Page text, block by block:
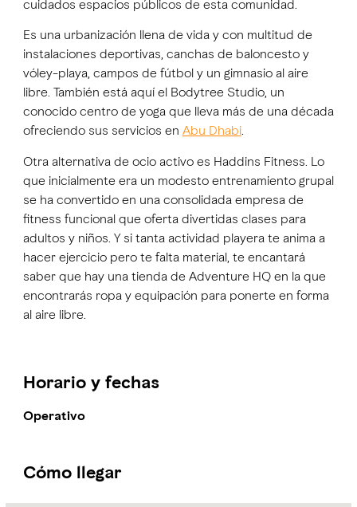
cuidados espacios públicos de esta comunidad.
Es una urbanización llena de vida y con multitud de
instalaciones deportivas, canchas de baloncesto y
vóley-playa, campos de fútbol y un gimnasio al aire
libre. También está aquí el Bodytree Studio, un
conocido centro de yoga que lleva más de una década
ofreciendo sus servicios en Abu Dhabi.
Otra alternativa de ocio activo es Haddins Fitness. Lo
que inicialmente era un modesto entrenamiento grupal
se ha convertido en una consolidada empresa de
fitness funcional que oferta divertidas clases para
adultos y niños. Y si tanta actividad playera te anima a
hacer ejercicio pero te falta material, te encantará
saber que hay una tienda de Adventure HQ en la que
encontrarás ropa y equipación para ponerte en forma
al aire libre.
Horario y fechas
Operativo
Cómo llegar